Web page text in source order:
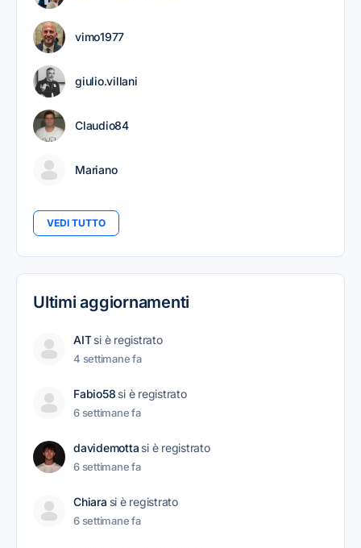
vimo1977
giulio.villani
Claudio84
Mariano
VEDI TUTTO
Ultimi aggiornamenti
AIT si è registrato
4 settimane fa
Fabio58 si è registrato
6 settimane fa
davidemotta si è registrato
6 settimane fa
Chiara si è registrato
6 settimane fa